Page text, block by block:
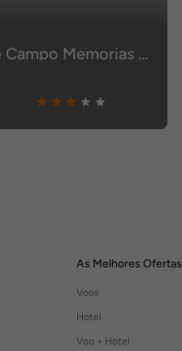
Casa De Campo Memorias Da Comarca
As Melhores Ofertas
Voos
Hotel
Voo + Hotel